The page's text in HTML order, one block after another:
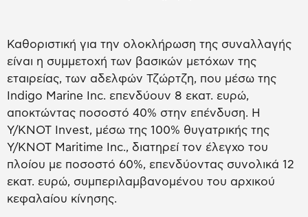
Καθοριστική για την ολοκλήρωση της συναλλαγής
είναι η συμμετοχή των βασικών μετόχων της
εταιρείας, των αδελφών Τζώρτζη, που μέσω της
Indigo Marine Inc. επενδύουν 8 εκατ. ευρώ,
αποκτώντας ποσοστό 40% στην επένδυση. Η
Y/KNOT Invest, μέσω της 100% θυγατρικής της
Y/KNOT Maritime Inc., διατηρεί τον έλεγχο του
πλοίου με ποσοστό 60%, επενδύοντας συνολικά 12
εκατ. ευρώ, συμπεριλαμβανομένου του αρχικού
κεφαλαίου κίνησης.